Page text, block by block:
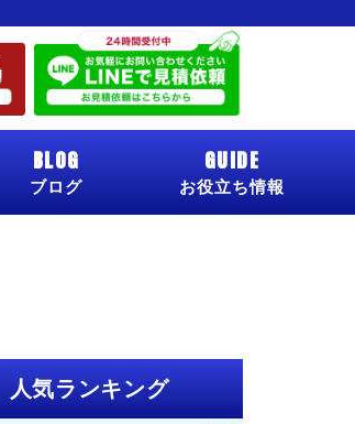
BLOG
ブログ
GUIDE
お役立ち情報
人気ランキング